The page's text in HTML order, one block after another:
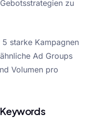
zu
starke Kampagnen
Ad Groups
Volumen pro